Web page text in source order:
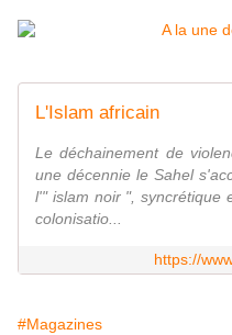
L'Islam africain
Le déchainement de
une décennie le Sahel
l'" islam noir ", syncrétique
colonisatio...
https://
#Magazines